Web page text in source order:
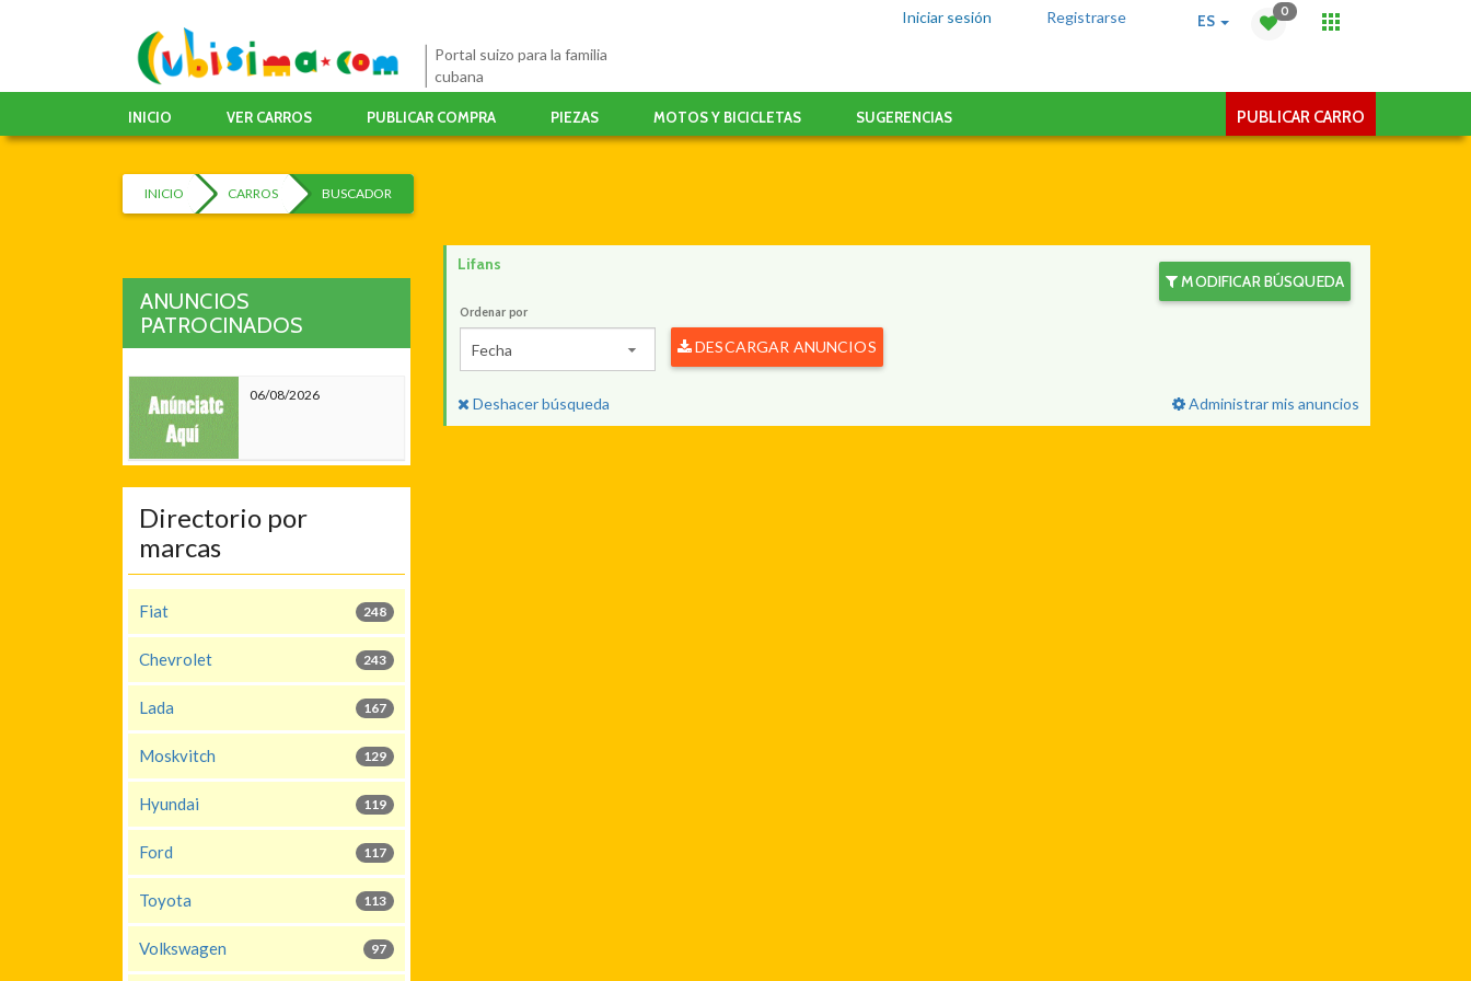
0
ES
Registrarse
Iniciar sesión
Portal suizo para la familia
cubana
INICIO VER CARROS PUBLICAR COMPRA PIEZAS MOTOS Y BICICLETAS SUGERENCIAS PUBLICAR CARRO
INICIO CARROS BUSCADOR
ANUNCIOS
PATROCINADOS
06/08/2026
Directorio por
marcas
248
Fiat
243
Chevrolet
167
Lada
129
Moskvitch
119
Hyundai
117
Ford
113
Toyota
97
Volkswagen
Lifans
MODIFICAR BÚSQUEDA
Ordenar por
Fecha DESCARGAR ANUNCIOS
Deshacer búsqueda Administrar mis anuncios